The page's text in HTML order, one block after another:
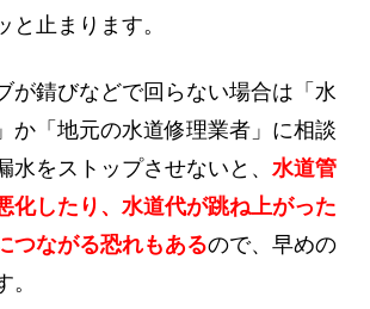
と止まります。
が錆びなどで回らない場合は「水
か「地元の水道修理業者」に相談
水をストップさせないと、 水道管
化したり、水道代が跳ね上がった
つながる恐れもあるので、早めの